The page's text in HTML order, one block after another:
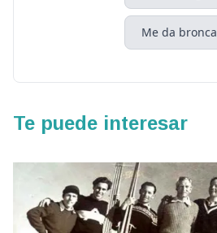
Me da bronca
Te puede interesar